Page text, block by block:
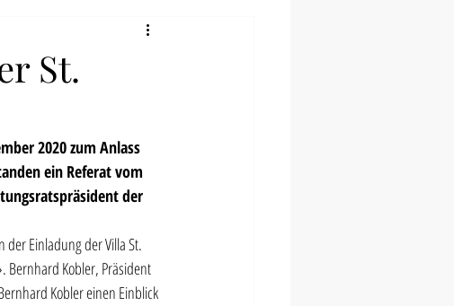
St.
2020 zum Anlass
ein Referat vom
der
Einladung der Villa St.
Bernhard Kobler, Präsident
Kobler einen Einblick